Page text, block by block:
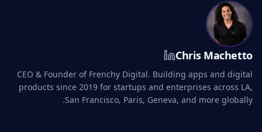
Chris Machetto
CEO & Founder of Frenchy Digital. Building apps and digital
products since 2019 for startups and enterprises across LA,
San Francisco, Paris, Geneva, and more globally.